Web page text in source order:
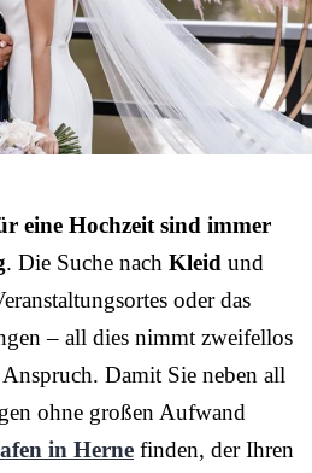
eine Hochzeit sind immer
. Die Suche nach Kleid und
oder das
– all dies nimmt zweifellos
Damit Sie neben all
ohne großen Aufwand
in Herne finden, der Ihren